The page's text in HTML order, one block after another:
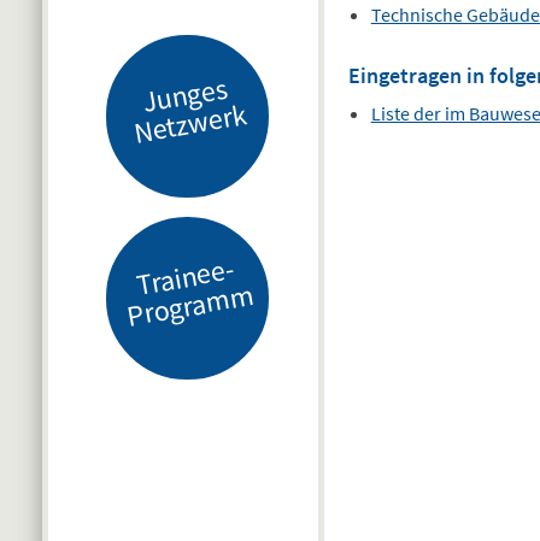
J
u
n
g
es
N
etz
w
er
k
Tr
ai
n
e
e-
Pr
o
gr
a
m
m
Technische
Eingetragen in
Liste der im